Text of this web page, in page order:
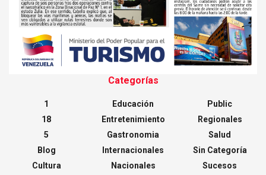
Categorías
1
18
5
Blog
Cultura
Educación
Entretenimiento
Gastronomia
Internacionales
Nacionales
Public
Regionales
Salud
Sin Categoría
Sucesos